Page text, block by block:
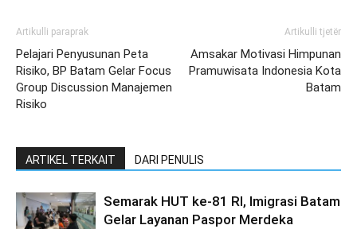
Artikulli paraprak
Pelajari Penyusunan Peta
Risiko, BP Batam Gelar Focus
Group Discussion Manajemen
Risiko
Artikulli tjetër
Amsakar Motivasi Himpunan
Pramuwisata Indonesia Kota
Batam
ARTIKEL TERKAIT DARI PENULIS
Semarak HUT ke-81 RI, Imigrasi Batam
Gelar Layanan Paspor Merdeka